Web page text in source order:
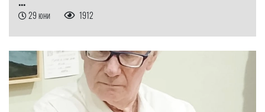
29 юни 1912